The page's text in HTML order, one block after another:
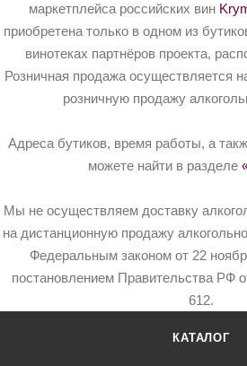
маркетплейса российских вин
приобретена только в одном из
винотеках партнёров проекта,
Розничная продажа осуществляется
розничную продажу
Адреса бутиков, время работы, а
можете найти в разделе
Мы не осуществляем доставку
на дистанционную продажу
Федеральным законом от 22
постановлением Правительства РФ
612.
КАТАЛОГ